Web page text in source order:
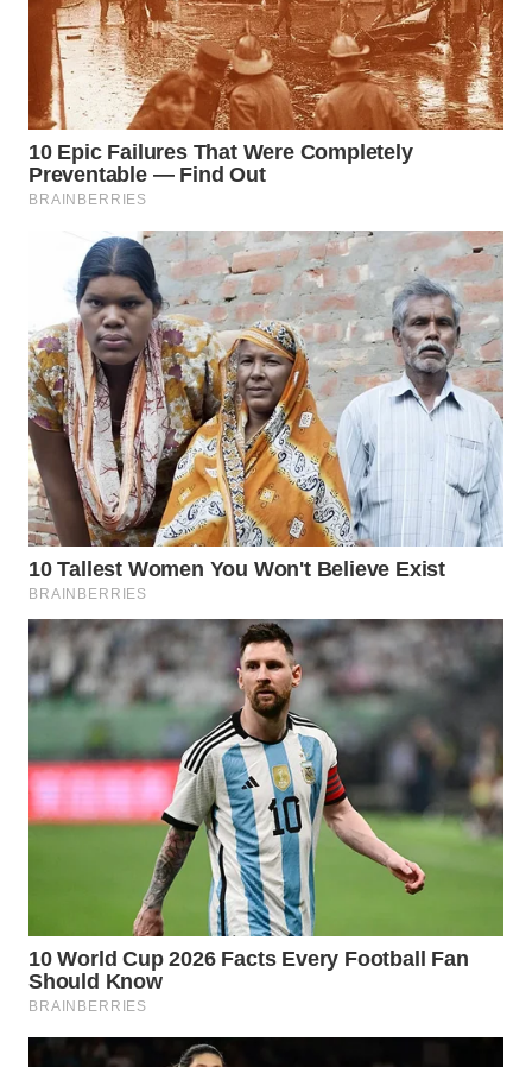
WN
SIMALUNGUN
WN
LABUHANBATU
WN
TENGAH
WN DELI
SERDANG
WN
TEBING
TINGGI
WN
PAKPAK
WN
KARAWANG
WN
BEKASI
WN
BOGOR
WN
TAPANULI
UTARA